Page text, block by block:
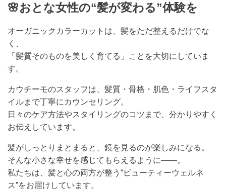
🌸おとな女性の“髪が変わる”体験を
オーガニックカラーカットは、髪をただ整えるだけでな
く、
「髪質そのものを美しく育てる」ことを大切にしていま
す。
カウチーモのスタッフは、髪質・骨格・肌色・ライフスタ
イルまで丁寧にカウンセリング。
日々のケア方法やスタイリングのコツまで、分かりやすく
お伝えしています。
髪がしっとりまとまると、鏡を見るのが楽しみになる。
そんな小さな幸せを感じてもらえるように――。
私たちは、髪と心の両方が整う“ビューティーウェルネ
ス”をお届けしています。